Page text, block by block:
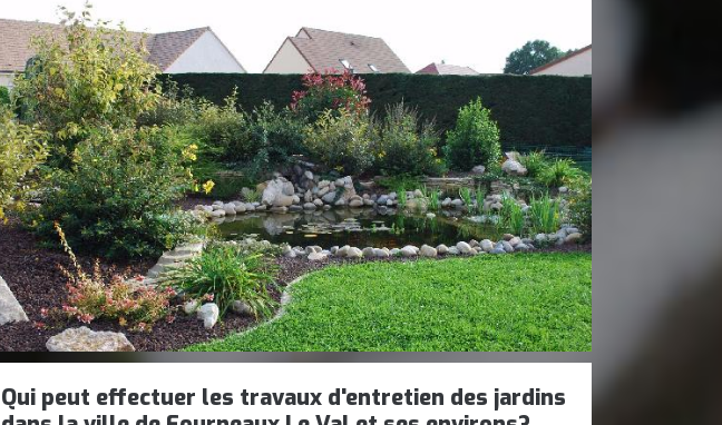
Qui peut effectuer les travaux d'entretien des jardins